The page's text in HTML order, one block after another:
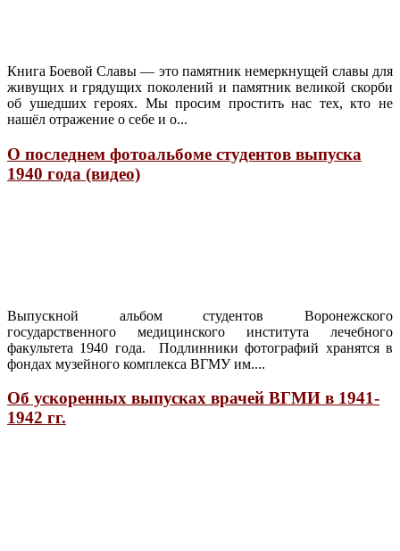
Книга Боевой Славы — это памятник немеркнущей славы для
живущих и грядущих поколений и памятник великой скорби
об ушедших героях. Мы просим простить нас тех, кто не
нашёл отражение о себе и о...
O последнем фотоальбоме студентов выпуска
1940 года (видео)
Выпускной альбом студентов Воронежского
государственного медицинского института лечебного
факультета 1940 года. Подлинники фотографий хранятся в
фондах музейного комплекса ВГМУ им....
Oб ускоренных выпусках врачей ВГМИ в 1941-
1942 гг.